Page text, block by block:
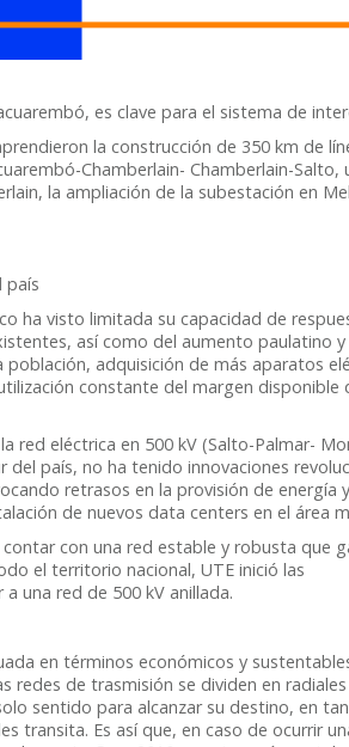
es clave para el sistema de
la construcción de 350 km de
Chamberlain- Chamberlain-Salto,
la ampliación de la subestación en
país
ha visto limitada su capacidad de
así como del aumento paulatino
adquisición de más aparatos
constante del margen disponible
red eléctrica en 500 kV (Salto-Palmar-
país, no ha tenido innovaciones
retrasos en la provisión de energía
de nuevos data centers en el área
con una red estable y robusta que
el territorio nacional, UTE inició las
una red de 500 kV anillada.
en términos económicos y
redes de trasmisión se dividen en radiales
sentido para alcanzar su destino, en
transita. Es así que, en caso de ocurrir